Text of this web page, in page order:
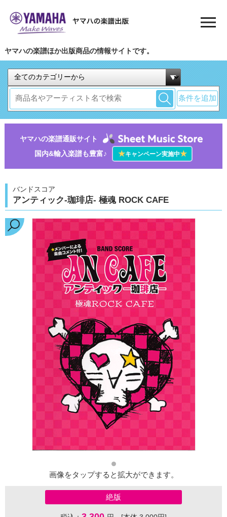
ヤマハの楽譜ほか出版商品の情報サイトです。
条件を追加
ヤマハの楽譜通販サイト
国内&輸入楽譜も豊富♪
★キャンペーン実施中★
バンドスコア
アンティック-珈琲店- 極魂 ROCK CAFE
画像をタップすると拡大ができます。
絶版